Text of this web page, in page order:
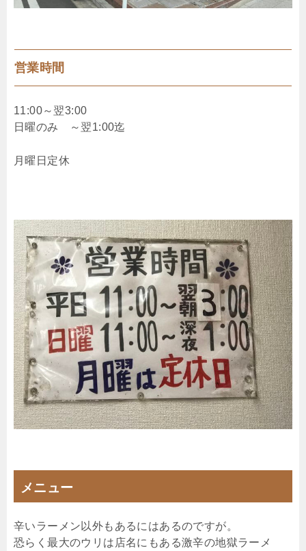
営業時間
11:00～翌3:00
日曜のみ ～翌1:00迄
月曜日定休
メニュー
辛いラーメン以外もあるにはあるのですが。
恐らく最大のウリは店名にもある激辛の地獄ラーメ